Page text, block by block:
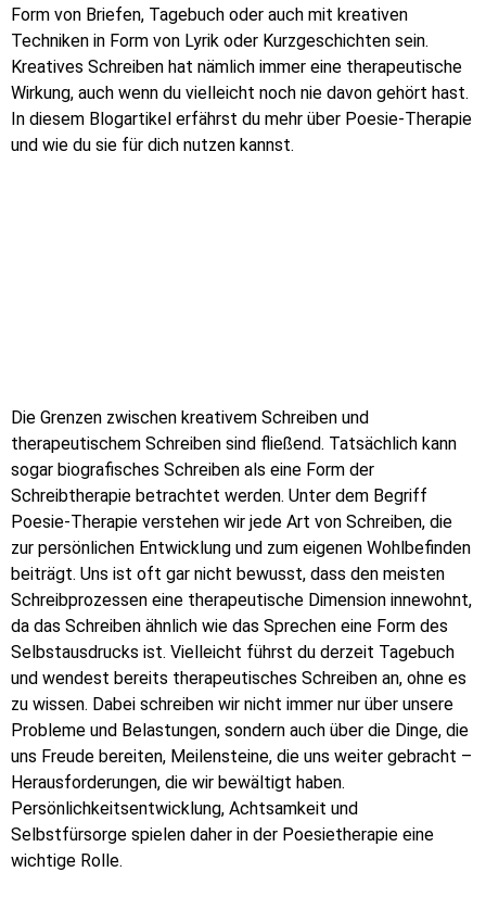
Form von Briefen, Tagebuch oder auch mit kreativen
Techniken in Form von Lyrik oder Kurzgeschichten sein.
Kreatives Schreiben hat nämlich immer eine therapeutische
Wirkung, auch wenn du vielleicht noch nie davon gehört hast.
In diesem Blogartikel erfährst du mehr über Poesie-Therapie
und wie du sie für dich nutzen kannst.
Die Grenzen zwischen kreativem Schreiben und
therapeutischem Schreiben sind fließend. Tatsächlich kann
sogar biografisches Schreiben als eine Form der
Schreibtherapie betrachtet werden. Unter dem Begriff
Poesie-Therapie verstehen wir jede Art von Schreiben, die
zur persönlichen Entwicklung und zum eigenen Wohlbefinden
beiträgt. Uns ist oft gar nicht bewusst, dass den meisten
Schreibprozessen eine therapeutische Dimension innewohnt,
da das Schreiben ähnlich wie das Sprechen eine Form des
Selbstausdrucks ist. Vielleicht führst du derzeit Tagebuch
und wendest bereits therapeutisches Schreiben an, ohne es
zu wissen. Dabei schreiben wir nicht immer nur über unsere
Probleme und Belastungen, sondern auch über die Dinge, die
uns Freude bereiten, Meilensteine, die uns weiter gebracht –
Herausforderungen, die wir bewältigt haben.
Persönlichkeitsentwicklung, Achtsamkeit und
Selbstfürsorge spielen daher in der Poesietherapie eine
wichtige Rolle.